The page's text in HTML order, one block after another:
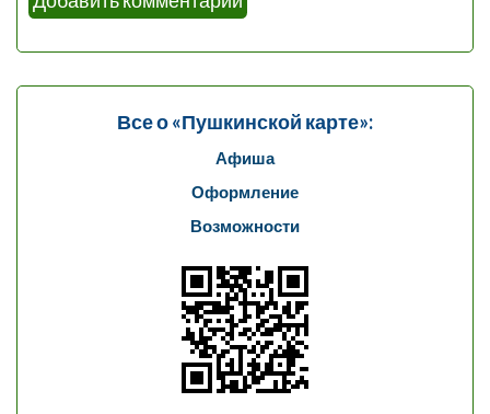
Все о «Пушкинской карте»:
Афиша
Оформление
Возможности